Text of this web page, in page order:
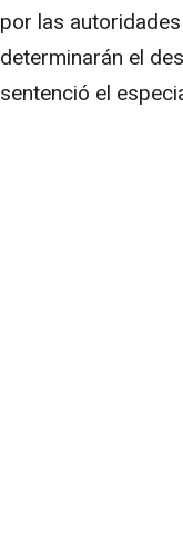
por las
determinarán el
sentenció el